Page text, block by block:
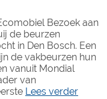
Bezoek aan
de beurzen
in Den Bosch. Een
de vakbeurzen hun
vanuit Mondial
van
Lees verder